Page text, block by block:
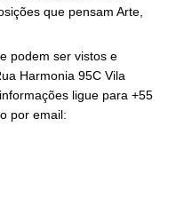
que pensam Arte,
podem ser vistos e
Harmonia 95C Vila
ligue para +55
por email: